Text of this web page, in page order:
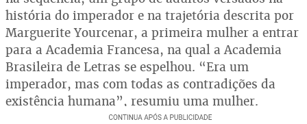
história do imperador e na trajetória descrita por
Marguerite Yourcenar, a primeira mulher a entrar
para a Academia Francesa, na qual a Academia
Brasileira de Letras se espelhou. “Era um
imperador, mas com todas as contradições da
existência humana”, resumiu uma mulher.